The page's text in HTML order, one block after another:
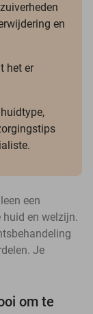
en
het er
een
huid en welzijn.
Je
om te